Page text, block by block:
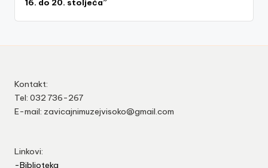
o
16. do 20. stoljeća”
Kontakt:
Tel: 032 736-267
E-mail: zavicajnimuzejvisoko@gmail.com
Linkovi:
-Biblioteka